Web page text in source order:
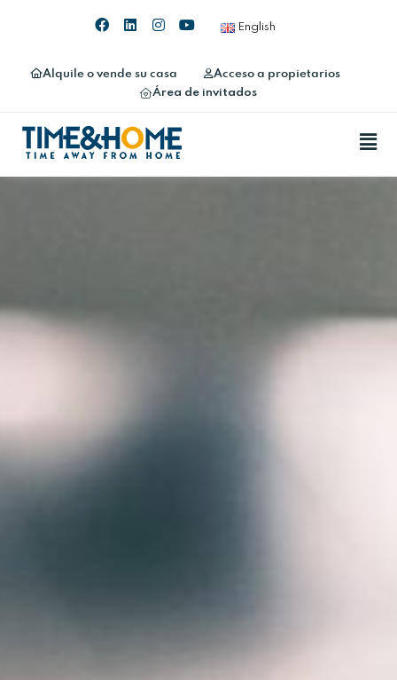
English
Alquile o vende su casa Acceso a propietarios
Área de invitados